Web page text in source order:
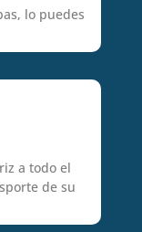
lo puedes
a todo el
de su